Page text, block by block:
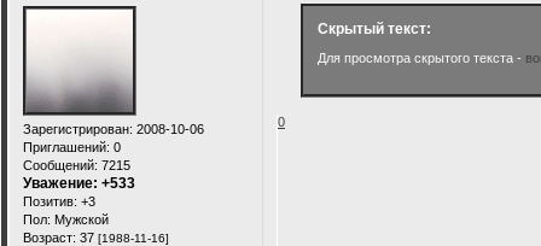
Зарегистрирован: 2008-10-06
Приглашений: 0
Сообщений: 7215
Уважение: +533
Позитив: +3
Пол: Мужской
Возраст: 37 [1988-11-16]
Скрытый текст:
Для просмотра скрытого текста -
0